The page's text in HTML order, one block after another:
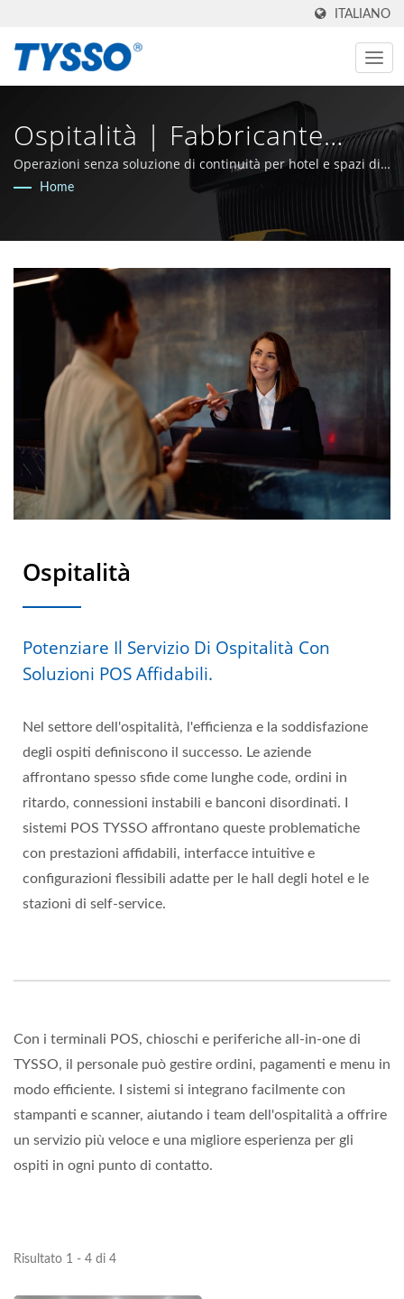
ITALIANO
Ospitalità | Fabbricante
AIDC & POS Made In Taiwan
Dal 1981 | FAMETECH INC
Operazioni senza soluzione di continuità per hotel e spazi di
servizio orientati agli ospiti.
Home
Ospitalità
Potenziare Il Servizio Di Ospitalità Con
Soluzioni POS Affidabili.
Nel settore dell'ospitalità, l'efficienza e la soddisfazione
degli ospiti definiscono il successo. Le aziende
affrontano spesso sfide come lunghe code, ordini in
ritardo, connessioni instabili e banconi disordinati. I
sistemi POS TYSSO affrontano queste problematiche
con prestazioni affidabili, interfacce intuitive e
configurazioni flessibili adatte per le hall degli hotel e le
stazioni di self-service.
Con i terminali POS, chioschi e periferiche all-in-one di
TYSSO, il personale può gestire ordini, pagamenti e menu in
modo efficiente. I sistemi si integrano facilmente con
stampanti e scanner, aiutando i team dell'ospitalità a offrire
un servizio più veloce e una migliore esperienza per gli
ospiti in ogni punto di contatto.
Risultato 1 - 4 di 4